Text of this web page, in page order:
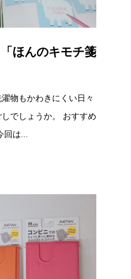
ほんのキモチ箋
物もかわきにくい日々
でしょうか。 おすすめ
回は...